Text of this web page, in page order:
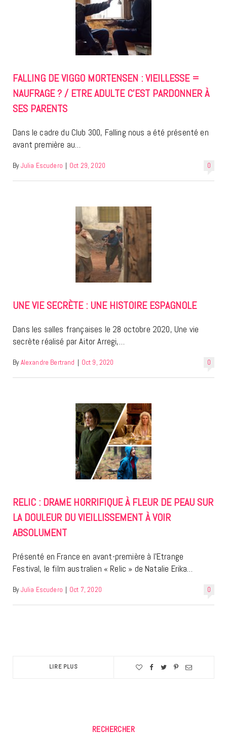
FALLING DE VIGGO MORTENSEN : VIEILLESSE =
NAUFRAGE ? / ETRE ADULTE C’EST PARDONNER À
SES PARENTS
Dans le cadre du Club 300, Falling nous a été présenté en
avant première au…
0
By Julia Escudero | Oct 29, 2020
UNE VIE SECRÈTE : UNE HISTOIRE ESPAGNOLE
Dans les salles françaises le 28 octobre 2020, Une vie
secrète réalisé par Aitor Arregi,…
0
By Alexandre Bertrand | Oct 9, 2020
RELIC : DRAME HORRIFIQUE À FLEUR DE PEAU SUR
LA DOULEUR DU VIEILLISSEMENT À VOIR
ABSOLUMENT
Présenté en France en avant-première à l’Etrange
Festival, le film australien « Relic » de Natalie Erika…
0
By Julia Escudero | Oct 7, 2020
LIRE PLUS
RECHERCHER